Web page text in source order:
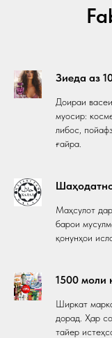
Зиеда аз
Доираи
муосир:
либос,
ғайра.
Маҳсулот
барои
қонунҳои
1500 моли
Ширкат
дорад. Ҳар
тайер